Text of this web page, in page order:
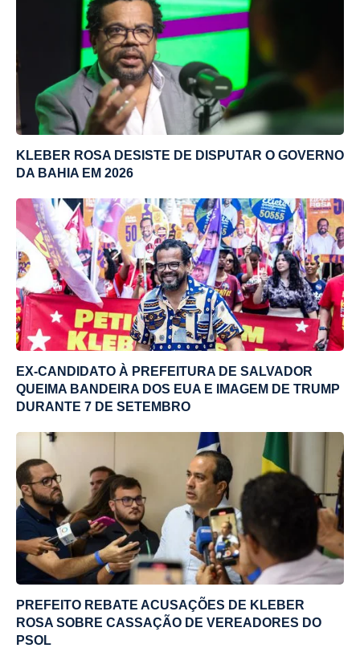
KLEBER ROSA DESISTE DE DISPUTAR O GOVERNO
DA BAHIA EM 2026
EX-CANDIDATO À PREFEITURA DE SALVADOR
QUEIMA BANDEIRA DOS EUA E IMAGEM DE TRUMP
DURANTE 7 DE SETEMBRO
PREFEITO REBATE ACUSAÇÕES DE KLEBER
ROSA SOBRE CASSAÇÃO DE VEREADORES DO
PSOL